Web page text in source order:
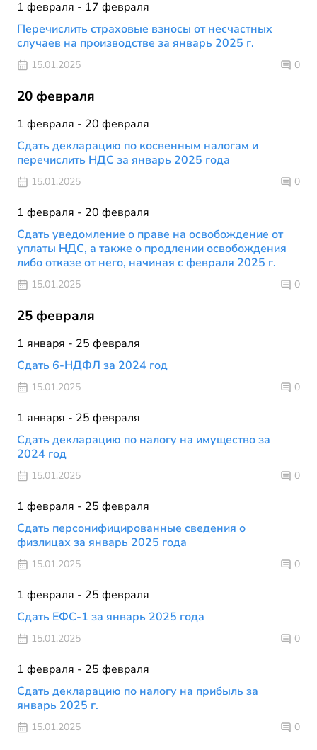
1 февраля - 17 февраля
Перечислить страховые взносы от несчастных
случаев на производстве за январь 2025 г.
15.01.2025 0
20 февраля
1 февраля - 20 февраля
Сдать декларацию по косвенным налогам и
перечислить НДС за январь 2025 года
15.01.2025 0
1 февраля - 20 февраля
Сдать уведомление о праве на освобождение от
уплаты НДС, а также о продлении освобождения
либо отказе от него, начиная с февраля 2025 г.
15.01.2025 0
25 февраля
1 января - 25 февраля
Сдать 6-НДФЛ за 2024 год
15.01.2025 0
1 января - 25 февраля
Сдать декларацию по налогу на имущество за
2024 год
15.01.2025 0
1 февраля - 25 февраля
Сдать персонифицированные сведения о
физлицах за январь 2025 года
15.01.2025 0
1 февраля - 25 февраля
Сдать ЕФС-1 за январь 2025 года
15.01.2025 0
1 февраля - 25 февраля
Сдать декларацию по налогу на прибыль за
январь 2025 г.
15.01.2025 0